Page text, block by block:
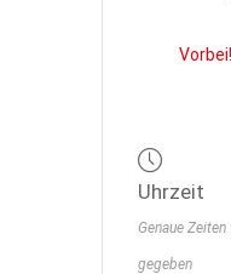
Vorbei!
Uhrzeit
Genaue
gegeben